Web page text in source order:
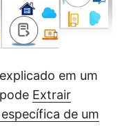
em um
Extrair
de um